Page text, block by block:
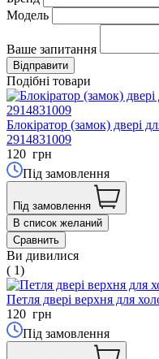
Модель
Ваше запитання
Подібні товари
Блокіратор (замок) двері
2914831009
120 грн
Під замовлення
Під замовлення
В список желаний
Сравнить
Ви дивилися
( 1)
Петля двері верхня для
120 грн
Під замовлення